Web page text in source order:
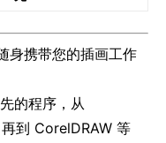
身携带您的插画工作
的程序，从
到 CorelDRAW 等